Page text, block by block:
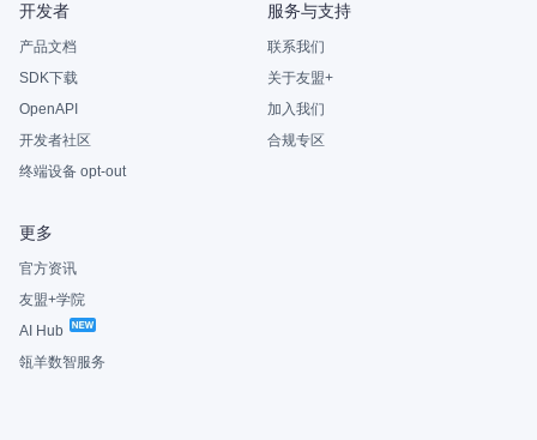
开发者
产品文档
SDK下载
OpenAPI
开发者社区
终端设备 opt-out
服务与支持
联系我们
关于友盟+
加入我们
合规专区
更多
官方资讯
友盟+学院
AI Hub
瓴羊数智服务